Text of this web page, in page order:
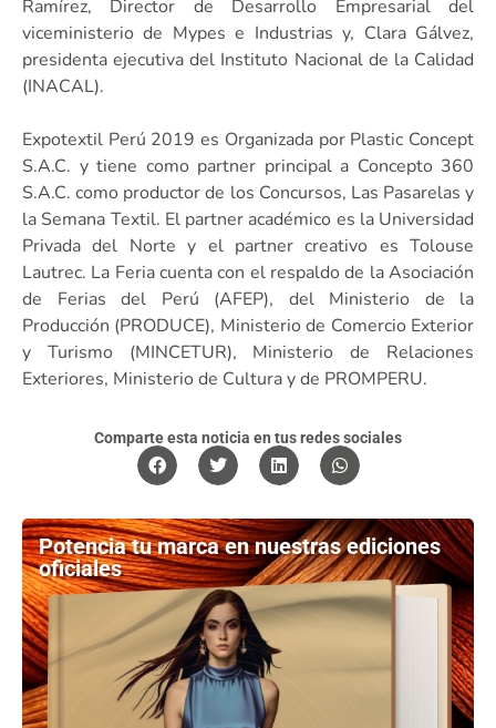
Ramírez, Director de Desarrollo Empresarial del
viceministerio de Mypes e Industrias y, Clara Gálvez,
presidenta ejecutiva del Instituto Nacional de la Calidad
(INACAL).
Expotextil Perú 2019 es Organizada por Plastic Concept
S.A.C. y tiene como partner principal a Concepto 360
S.A.C. como productor de los Concursos, Las Pasarelas y
la Semana Textil. El partner académico es la Universidad
Privada del Norte y el partner creativo es Tolouse
Lautrec. La Feria cuenta con el respaldo de la Asociación
de Ferias del Perú (AFEP), del Ministerio de la
Producción (PRODUCE), Ministerio de Comercio Exterior
y Turismo (MINCETUR), Ministerio de Relaciones
Exteriores, Ministerio de Cultura y de PROMPERU.
Comparte esta noticia en tus redes sociales
Potencia tu marca en nuestras ediciones
oficiales